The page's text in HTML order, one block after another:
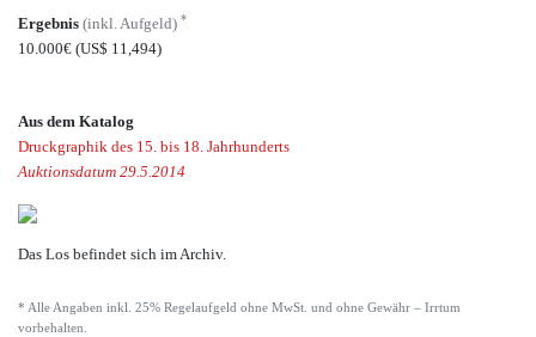
Ergebnis (inkl. Aufgeld) *
10.000€ (US$ 11,494)
Aus dem Katalog
Druckgraphik des 15. bis 18. Jahrhunderts
Auktionsdatum 29.5.2014
Das Los befindet sich im Archiv.
* Alle Angaben inkl. 25% Regelaufgeld ohne MwSt. und ohne Gewähr – Irrtum
vorbehalten.